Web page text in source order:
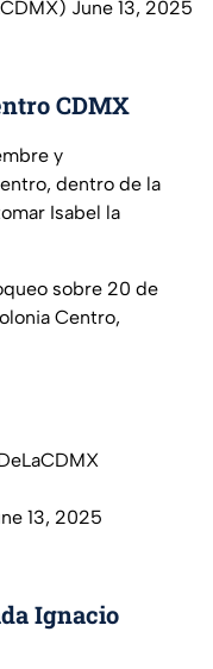
June 13, 2025
CDMX
y
dentro de la
Isabel la
sobre 20 de
Centro,
13, 2025
Ignacio